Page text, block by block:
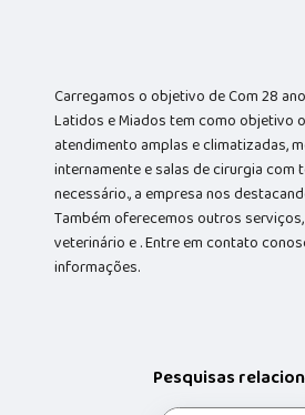
Carregamos o objetivo de Com 28
Latidos e Miados tem como objetivo
atendimento amplas e climatizadas,
internamente e salas de cirurgia com
necessário., a empresa nos
Também oferecemos outros
veterinário e . Entre em contato
informações.
Pesquisas